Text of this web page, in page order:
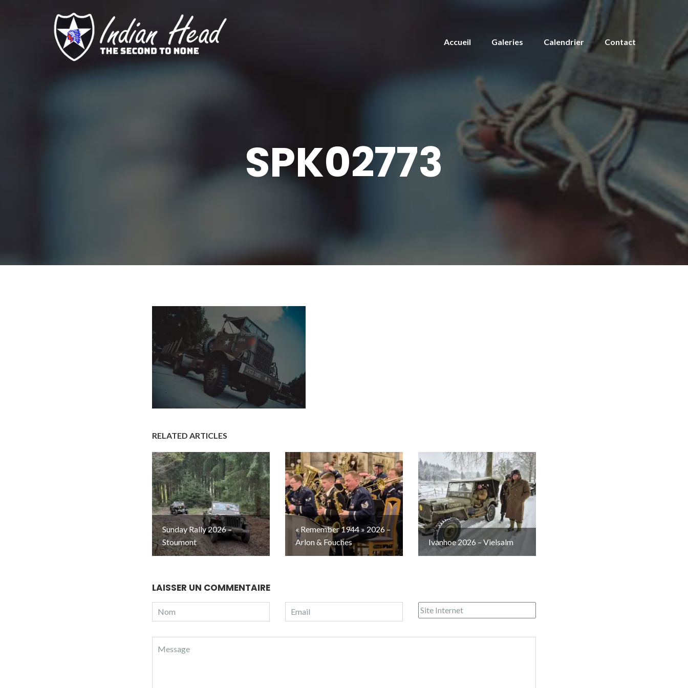
Accueil Galeries Calendrier Contact
SPK02773
RELATED ARTICLES
Sunday Rally 2026 –
Stoumont
« Remember 1944 » 2026 –
Arlon & Fouches
Ivanhoe 2026 – Vielsalm
LAISSER UN COMMENTAIRE